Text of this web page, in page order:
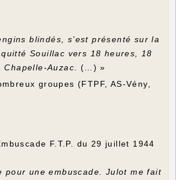
blindés, s’est présenté sur la
Souillac vers 18 heures, 18
Auzac . (…) »
groupes (FTPF, AS-Vény,
F.T.P. du 29 juillet 1944
pour une embuscade. Julot me fait